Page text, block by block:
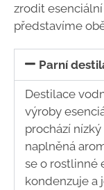
zrodit
představíme
Parní
Destilace
výroby
prochází
naplněná
se o rostlinné
kondenzuje a